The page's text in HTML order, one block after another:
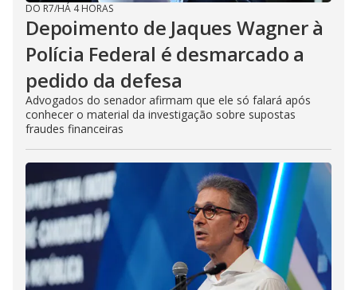
DO R7/HÁ 4 HORAS
Depoimento de Jaques Wagner à
Polícia Federal é desmarcado a
pedido da defesa
Advogados do senador afirmam que ele só falará após
conhecer o material da investigação sobre supostas
fraudes financeiras